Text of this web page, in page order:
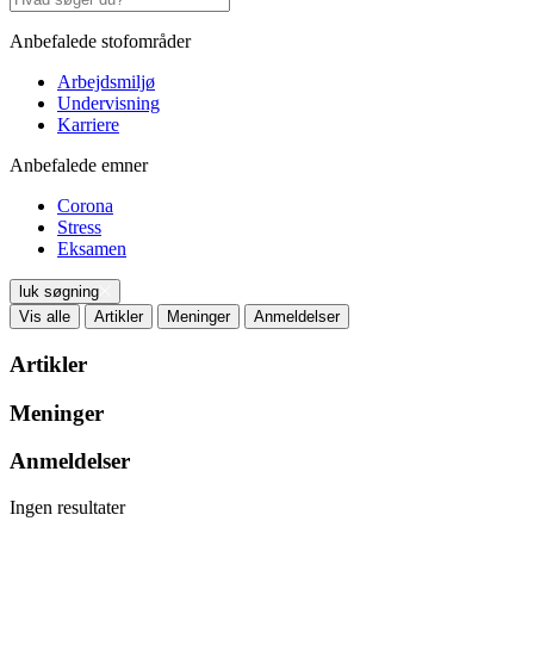
Anbefalede stofområder
Arbejdsmiljø
Undervisning
Karriere
Anbefalede emner
Corona
Stress
Eksamen
luk søgning
Vis alle
Artikler Meninger Anmeldelser
Artikler
Meninger
Anmeldelser
Ingen resultater